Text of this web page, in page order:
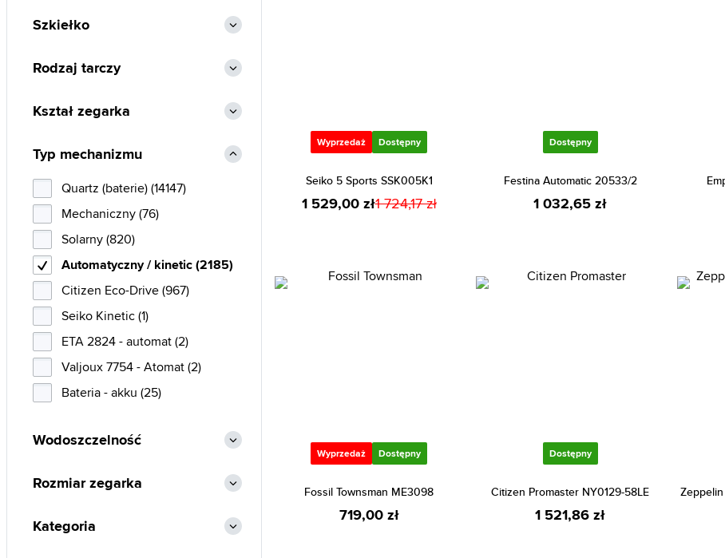
Wyprzedaż Dostępny
Seiko 5 Sports SSK005K1
1 529,00 zł1 724,17 zł
Dostępny
Festina Automatic 20533/2
1 032,65 zł
Wyprzedaż Dostępny
Fossil Townsman ME3098
719,00 zł
Dostępny
Citizen Promaster NY0129-58LE
1 521,86 zł
Junkers (2)
Lorus (27)
Maserati (11)
Orient (342)
Paul McNeal (7)
Philip Watch (1)
Philipp Plein (2)
Police (4)
Pulsar (5)
S.Oliver (3)
Seiko (510)
Swatch (8)
Swiss Military (2)
Timberland (10)
Szkiełko
Rodzaj tarczy
Kształ zegarka
Typ mechanizmu
Quartz (baterie) (14147)
Mechaniczny (76)
Solarny (820)
Automatyczny / kinetic (2185)
Citizen Eco-Drive (967)
Seiko Kinetic (1)
ETA 2824 - automat (2)
Valjoux 7754 - Atomat (2)
Bateria - akku (25)
Wodoszczelność
Rozmiar zegarka
Kategoria